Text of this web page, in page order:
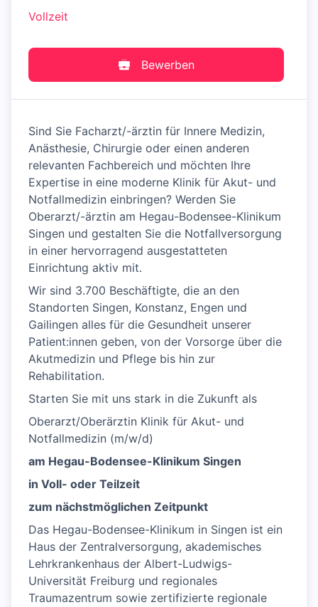
Vollzeit
Bewerben
Sind Sie Facharzt/-ärztin für Innere Medizin,
Anästhesie, Chirurgie oder einen anderen
relevanten Fachbereich und möchten Ihre
Expertise in eine moderne Klinik für Akut- und
Notfallmedizin ein­bringen? Werden Sie
Oberarzt/-ärztin am Hegau-Bodensee-Klinikum
Singen und gestalten Sie die Notfall­ver­sorgung
in einer hervorragend ausgestatteten
Einrichtung aktiv mit.
Wir sind 3.700 Beschäftigte, die an den
Standorten Singen, Konstanz, Engen und
Gailingen alles für die Gesundheit unserer
Patient:innen geben, von der Vorsorge über die
Akutmedizin und Pflege bis hin zur
Rehabilitation.
Starten Sie mit uns stark in die Zukunft als
Oberarzt/Oberärztin Klinik für Akut- und
Notfallmedizin (m/w/d)
am Hegau-Bodensee-Klinikum Singen
in Voll- oder Teilzeit
zum nächstmöglichen Zeitpunkt
Das Hegau-Bodensee-Klinikum in Singen ist ein
Haus der Zentralversorgung, akademisches
Lehrkrankenhaus der Albert-Ludwigs-
Universität Freiburg und regionales
Traumazentrum sowie zertifizierte regionale